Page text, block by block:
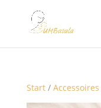
Start/ Accessoires